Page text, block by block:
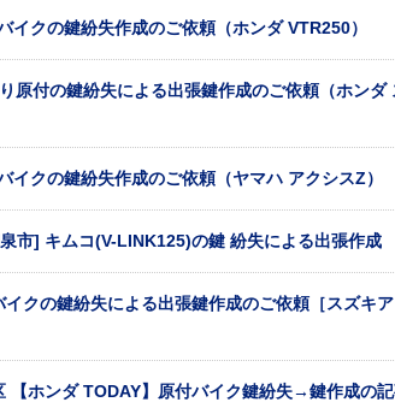
イクの鍵紛失作成のご依頼（ホンダ VTR250）
原付の鍵紛失による出張鍵作成のご依頼（ホンダ
イクの鍵紛失作成のご依頼（ヤマハ アクシスZ）
市] キムコ(V-LINK125)の鍵 紛失による出張作成
イクの鍵紛失による出張鍵作成のご依頼［スズキ
【ホンダ TODAY】原付バイク鍵紛失→鍵作成の